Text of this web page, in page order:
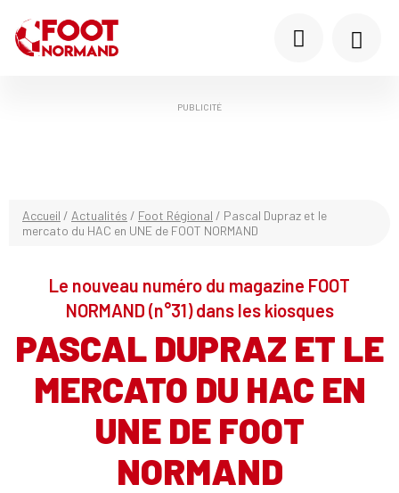
PUBLICITÉ
Accueil / Actualités / Foot Régional / Pascal Dupraz et le
mercato du HAC en UNE de FOOT NORMAND
Le nouveau numéro du magazine FOOT
NORMAND (n°31) dans les kiosques
PASCAL DUPRAZ ET LE
MERCATO DU HAC EN
UNE DE FOOT
NORMAND